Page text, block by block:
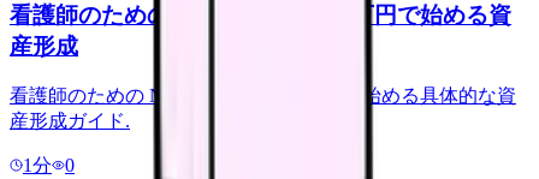
看護師のための NISA 入門｜月 3 万円で始める資
産形成
看護師のための NISA 入門. 月 3 万円から始める具体的な資
産形成ガイド.
1分
0